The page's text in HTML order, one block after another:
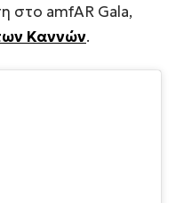
στο amfAR Gala,
Καννών.